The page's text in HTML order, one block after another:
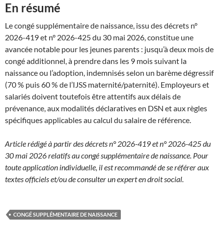
En résumé
Le congé supplémentaire de naissance, issu des décrets n°
2026-419 et n° 2026-425 du 30 mai 2026, constitue une
avancée notable pour les jeunes parents : jusqu’à deux mois de
congé additionnel, à prendre dans les 9 mois suivant la
naissance ou l’adoption, indemnisés selon un barème dégressif
(70 % puis 60 % de l’IJSS maternité/paternité). Employeurs et
salariés doivent toutefois être attentifs aux délais de
prévenance, aux modalités déclaratives en DSN et aux règles
spécifiques applicables au calcul du salaire de référence.
Article rédigé à partir des décrets n° 2026-419 et n° 2026-425 du
30 mai 2026 relatifs au congé supplémentaire de naissance. Pour
toute application individuelle, il est recommandé de se référer aux
textes officiels et/ou de consulter un expert en droit social.
CONGÉ SUPPLÉMENTAIRE DE NAISSANCE